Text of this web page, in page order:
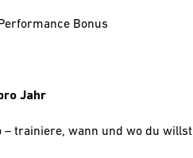
Bonus
Jahr
– trainiere, wann und wo du willst